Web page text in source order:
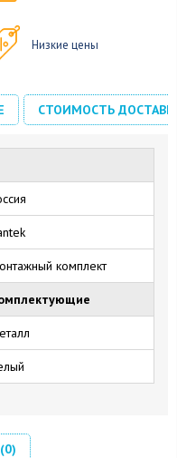
Низкие цены
СТОИМОСТЬ
комплект